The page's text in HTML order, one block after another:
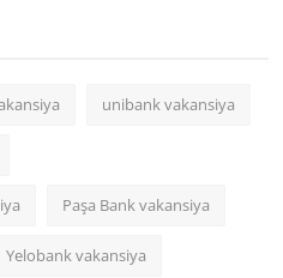
unibank vakansiya
Paşa Bank vakansiya
Yelobank vakansiya